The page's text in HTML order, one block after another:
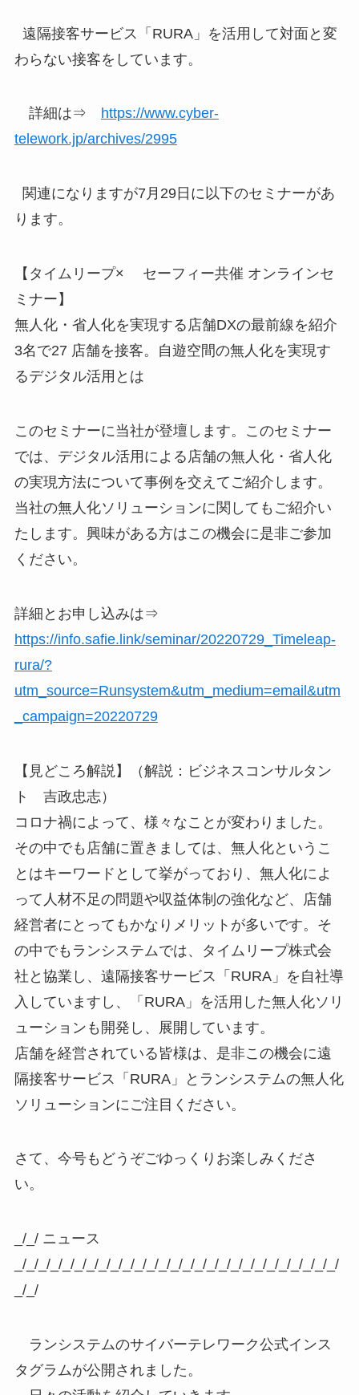
遠隔接客サービス「RURA」を活用して対面と変
わらない接客をしています。
詳細は⇒
https://www.cyber-
telework.jp/archives/2995
関連になりますが7月29日に以下のセミナーがあ
ります。
【タイムリープ× セーフィー共催 オンラインセ
ミナー】
無人化・省人化を実現する店舗DXの最前線を紹介
3名で27 店舗を接客。自遊空間の無人化を実現す
るデジタル活用とは
このセミナーに当社が登壇します。このセミナー
では、デジタル活用による店舗の無人化・省人化
の実現方法について事例を交えてご紹介します。
当社の無人化ソリューションに関してもご紹介い
たします。興味がある方はこの機会に是非ご参加
ください。
詳細とお申し込みは⇒
https://info.safie.link/seminar/20220729_Timeleap-
rura/?
utm_source=Runsystem&utm_medium=email&utm
_campaign=20220729
【見どころ解説】（解説：ビジネスコンサルタン
ト 吉政忠志）
コロナ禍によって、様々なことが変わりました。
その中でも店舗に置きましては、無人化というこ
とはキーワードとして挙がっており、無人化によ
って人材不足の問題や収益体制の強化など、店舗
経営者にとってもかなりメリットが多いです。そ
の中でもランシステムでは、タイムリープ株式会
社と協業し、遠隔接客サービス「RURA」を自社導
入していますし、「RURA」を活用した無人化ソリ
ューションも開発し、展開しています。
店舗を経営されている皆様は、是非この機会に遠
隔接客サービス「RURA」とランシステムの無人化
ソリューションにご注目ください。
さて、今号もどうぞごゆっくりお楽しみくださ
い。
_/_/ ニュース
_/_/_/_/_/_/_/_/_/_/_/_/_/_/_/_/_/_/_/_/_/_/_/_/_/_/_/
_/_/
ランシステムのサイバーテレワーク公式インス
タグラムが公開されました。